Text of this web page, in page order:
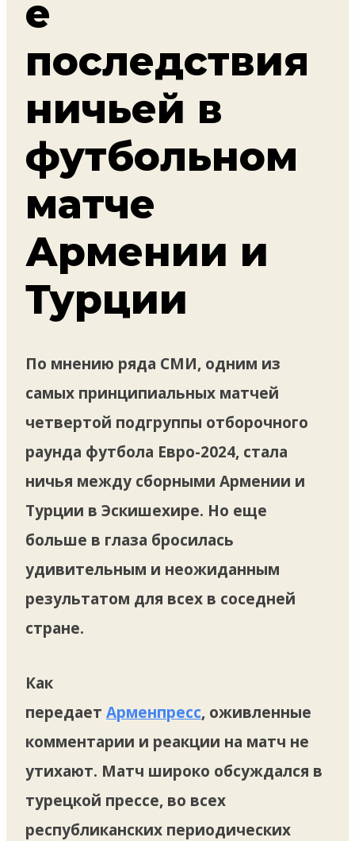
е
последствия
ничьей в
футбольном
матче
Армении и
Турции
По мнению ряда СМИ, одним из
самых принципиальных матчей
четвертой подгруппы отборочного
раунда футбола Евро-2024, стала
ничья между сборными Армении и
Турции в Эскишехире. Но еще
больше в глаза бросилась
удивительным и неожиданным
результатом для всех в соседней
стране.
Как
передает Арменпресс, оживленные
комментарии и реакции на матч не
утихают. Матч широко обсуждался в
турецкой прессе, во всех
республиканских периодических